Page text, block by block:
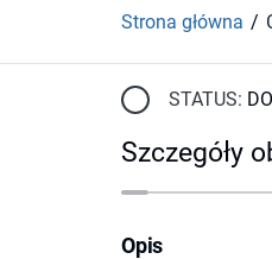
Strona główna
STATUS:
Szczegóły
Opis